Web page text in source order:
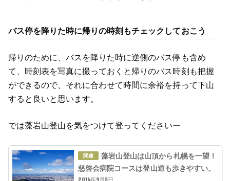
バス停を降りた時に帰りの時刻もチェックしておこう
帰りのために、バスを降りた時に逆側のバス停も含め
て、時刻表を写真に撮っておくと帰りのバス時刻も把握
ができるので、それに合わせて時間に余裕を持って下山
すると良いと思います。
では藻岩山登山を気をつけて登ってくださいー
藻岩山登山は山頂から札幌を一望！
慈啓会病院コースは登山道も歩きやすい。
2016年9月5日